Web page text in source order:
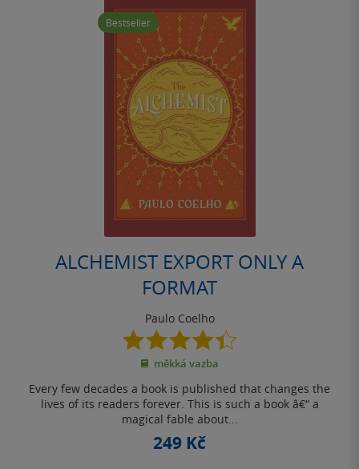
Bestseller
ALCHEMIST EXPORT ONLY A
FORMAT
Paulo Coelho
4.4
z
5
měkká vazba
Every few decades a book is published that changes the
lives of its readers forever. This is such a book â€“ a
magical fable about...
249 Kč